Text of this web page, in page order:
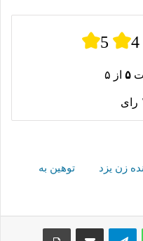
5 4
۵ از ۵
رای
زن یزد
توهین به
واتس آپ تلگرام اشتراک گذاری از طریق ایمیل چاپ